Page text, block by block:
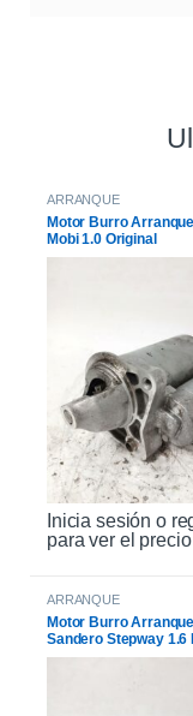
ARRANQUE
Motor Burro
Mobi 1.0 Original
Inicia sesión o
para ver el precio
ARRANQUE
Motor Burro
Sandero Stepway 1.6
Original